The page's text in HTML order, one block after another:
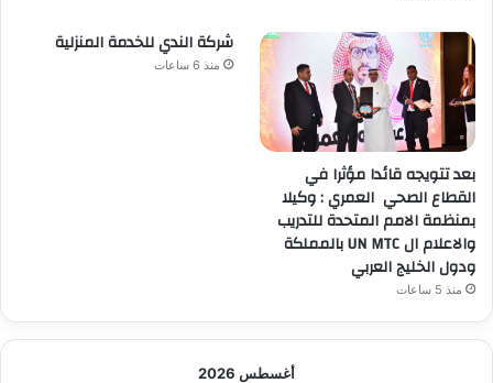
بعد تتويجه قائدا مؤثرا في
القطاع الصحي العمري : وكيلا
بمنظمة الامم المتحدة للتدريب
والاعلام ال UN MTC بالمملكة
ودول الخليج العربي
منذ 5 ساعات
شركة الندي للخدمة المنزلية
منذ 6 ساعات
أغسطس 2026